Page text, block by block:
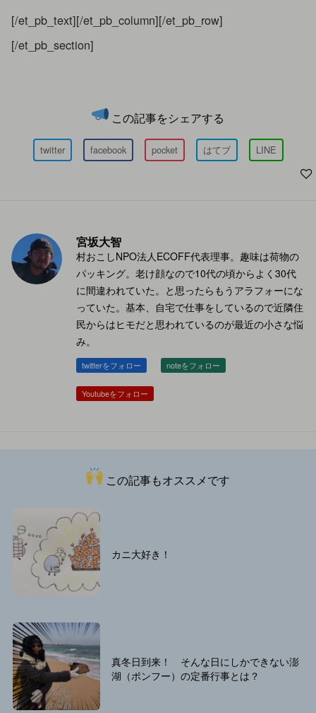
[/et_pb_text][/et_pb_column][/et_pb_row]
[/et_pb_section]
この記事をシェアする
twitter facebook pocket はてブ LINE
宮坂大智
村おこしNPO法人ECOFF代表理事。趣味は荷物の
パッキング。老け顔なので10代の頃からよく30代
に間違われていた。と思ったらもうアラフォーにな
っていた。基本、自宅で仕事をしているので近隣住
民からはヒモだと思われているのが最近の小さな悩
み。
twitterをフォロー noteをフォロー
Youtubeをフォロー
この記事もオススメです
カニ大好き！
真冬日到来！ そんな日にしかできない澎
湖（ポンフー）の定番行事とは？